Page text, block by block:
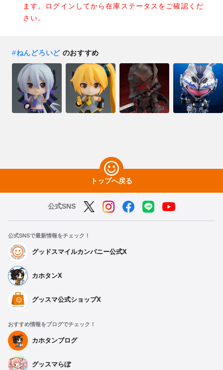
ます。ログインしてから在庫ステータスをご確認くだ
さい。
#ねんどろいどのおすすめ
トップへ戻る
公式SNS
公式SNSで最新情報をチェック！
グッドスマイルカンパニー公式X
カホタンX
グッスマ公式ショップX
おすすめ情報をブログでチェック！
カホタンブログ
グッスマらぼ